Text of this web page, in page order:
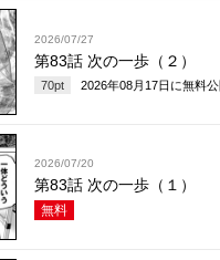
2026/07/27
第83話 次の一歩（２）
70pt 2026年08月17日 に無料
2026/07/20
第83話 次の一歩（１）
無料